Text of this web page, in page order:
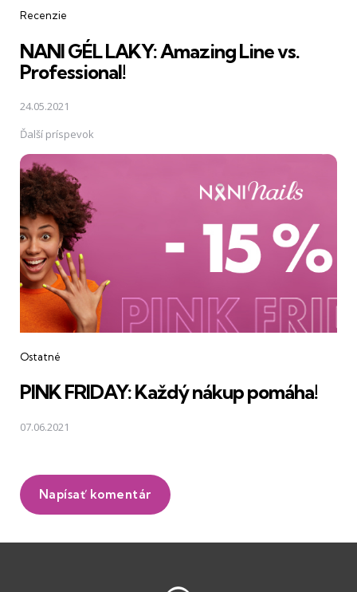
Recenzie
NANI GÉL LAKY: Amazing Line vs.
Professional!
24.05.2021
Ďalší príspevok
Ostatné
PINK FRIDAY: Každý nákup pomáha!
07.06.2021
Napísať komentár